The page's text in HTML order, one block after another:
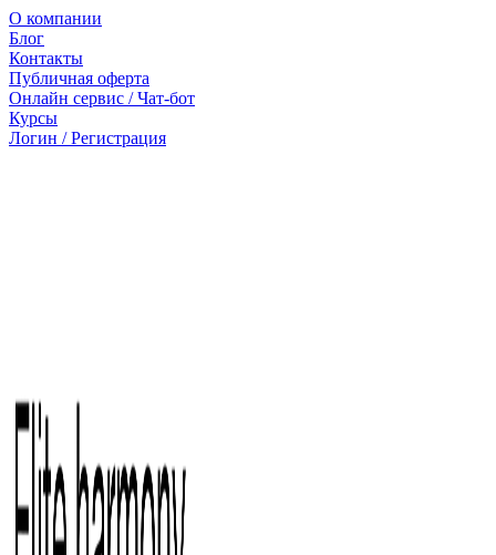
О компании
Блог
Контакты
Публичная оферта
Онлайн сервис / Чат-бот
Курсы
Логин / Регистрация